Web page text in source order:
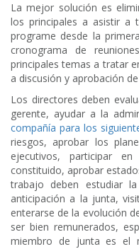
La mejor solución es
los principales a asistir a
programe desde la
cronograma de
principales temas a tratar
a discusión y aprobación
Los directores deben
gerente, ayudar a la
compañía para los
riesgos, aprobar los
ejecutivos, participar
constituido, aprobar
trabajo deben estudiar
anticipación a la junta,
enterarse de la evolución
ser bien remunerados,
miembro de junta es el